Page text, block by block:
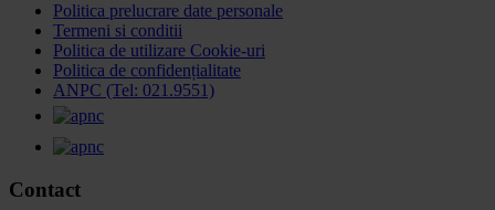
Politica prelucrare date personale
Termeni si conditii
Politica de utilizare Cookie-uri
Politica de confidențialitate
ANPC (Tel: 021.9551)
Contact